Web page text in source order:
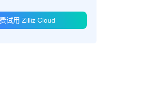
试用 Zilliz Cloud